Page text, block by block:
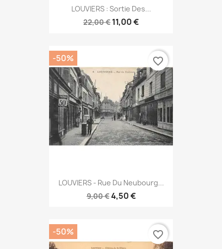
LOUVIERS : Sortie Des...
22,00 € 11,00 €
LOUVIERS - Rue Du Neubourg...
9,00 €4,50 €
-50% favorite_border
-50% favorite_border